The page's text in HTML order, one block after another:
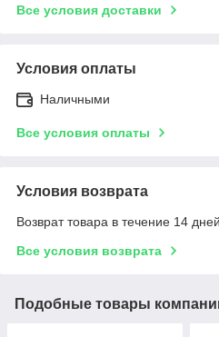
Все условия доставки
Условия оплаты
Наличными
Все условия оплаты
Условия возврата
Возврат товара в течение 14
Все условия возврата
Подобные товары